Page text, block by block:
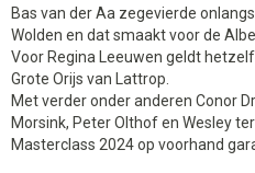
Bas van der Aa zegevierde
Wolden en dat smaakt voor de
Voor Regina Leeuwen geldt
Grote Orijs van Lattrop.
Met verder onder anderen Conor
Morsink, Peter Olthof en Wesley
Masterclass 2024 op voorhand